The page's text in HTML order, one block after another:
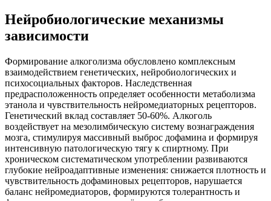
Нейробиологические механизмы
зависимости
Формирование алкоголизма обусловлено комплексным
взаимодействием генетических, нейробиологических и
психосоциальных факторов. Наследственная
предрасположенность определяет особенности метаболизма
этанола и чувствительность нейромедиаторных рецепторов.
Генетический вклад составляет 50-60%. Алкоголь
воздействует на мезолимбическую систему вознаграждения
мозга, стимулируя массивный выброс дофамина и формируя
интенсивную патологическую тягу к спиртному. При
хроническом систематическом употреблении развиваются
глубокие нейроадаптивные изменения: снижается плотность и
чувствительность дофаминовых рецепторов, нарушается
баланс нейромедиаторов, формируются толерантность и